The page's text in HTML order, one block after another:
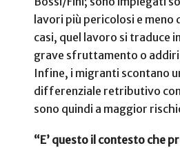
lavori più pericolosi e meno
casi, quel lavoro si traduce
grave sfruttamento o
Infine, i migranti scontano
differenziale retributivo
sono quindi a maggior
“E’ questo il contesto che